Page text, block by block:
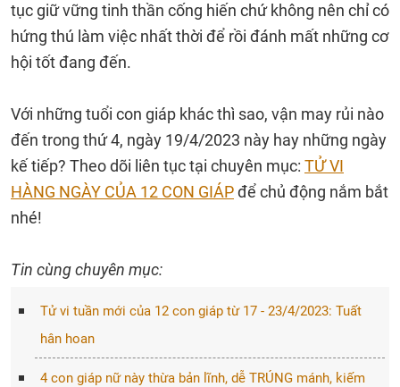
tục giữ vững tinh thần cống hiến chứ không nên chỉ có
hứng thú làm việc nhất thời để rồi đánh mất những cơ
hội tốt đang đến.
Với những tuổi con giáp khác thì sao, vận may rủi nào
đến trong thứ 4, ngày 19/4/2023 này hay những ngày
kế tiếp? Theo dõi liên tục tại chuyên mục: TỬ VI
HÀNG NGÀY CỦA 12 CON GIÁPđể chủ động nắm bắt
nhé!
Tin cùng chuyên mục:
Tử vi tuần mới của 12 con giáp từ 17 - 23/4/2023: Tuất
hân hoan
4 con giáp nữ này thừa bản lĩnh, dễ TRÚNG mánh, kiếm